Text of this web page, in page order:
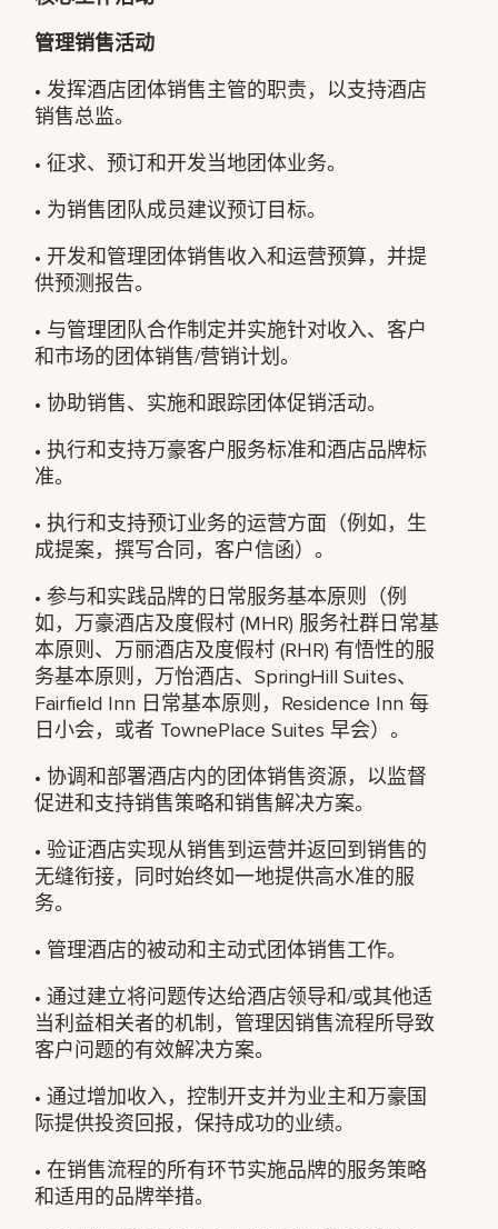
管理销售活动
• 发挥酒店团体销售主管的职责，以支持酒店
销售总监。
• 征求、预订和开发当地团体业务。
• 为销售团队成员建议预订目标。
• 开发和管理团体销售收入和运营预算，并提
供预测报告。
• 与管理团队合作制定并实施针对收入、客户
和市场的团体销售/营销计划。
• 协助销售、实施和跟踪团体促销活动。
• 执行和支持万豪客户服务标准和酒店品牌标
准。
• 执行和支持预订业务的运营方面（例如，生
成提案，撰写合同，客户信函）。
• 参与和实践品牌的日常服务基本原则（例
如，万豪酒店及度假村 (MHR) 服务社群日常基
本原则、万丽酒店及度假村 (RHR) 有悟性的服
务基本原则，万怡酒店、SpringHill Suites、
Fairfield Inn 日常基本原则，Residence Inn 每
日小会，或者 TownePlace Suites 早会）。
• 协调和部署酒店内的团体销售资源，以监督
促进和支持销售策略和销售解决方案。
• 验证酒店实现从销售到运营并返回到销售的
无缝衔接，同时始终如一地提供高水准的服
务。
• 管理酒店的被动和主动式团体销售工作。
• 通过建立将问题传达给酒店领导和/或其他适
当利益相关者的机制，管理因销售流程所导致
客户问题的有效解决方案。
• 通过增加收入，控制开支并为业主和万豪国
际提供投资回报，保持成功的业绩。
• 在销售流程的所有环节实施品牌的服务策略
和适用的品牌举措。